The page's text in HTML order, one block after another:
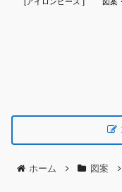
ホーム 図案